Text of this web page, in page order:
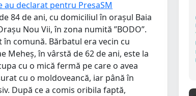
au declarat pentru PresaSM
84 de ani, cu domiciliul în orașul Baia
Nou Vii, în zona numită ”BODO”.
comună. Bărbatul era vecin cu
Meheș, în vârstă de 62 de ani, este la
cu o mică fermă pe care o avea
cu o moldoveancă, iar până în
După ce a comis oribila faptă,